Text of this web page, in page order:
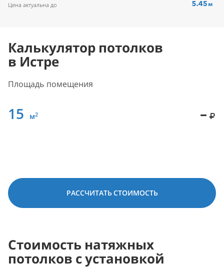
Цена актуальна до
Калькулятор потолков
в Истре
Площадь помещения
15 м2 –
РАССЧИТАТЬ СТОИМОСТЬ
Стоимость натяжных
потолков с установкой